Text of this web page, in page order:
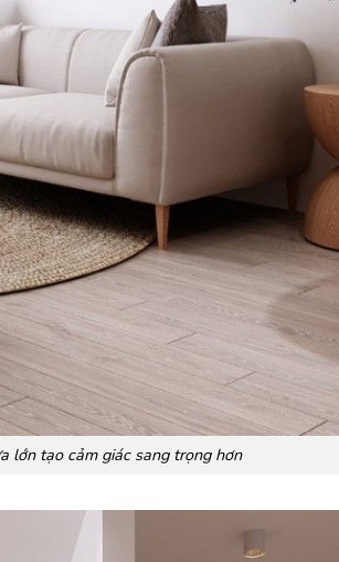
lớn tạo cảm giác sang trọng hơn